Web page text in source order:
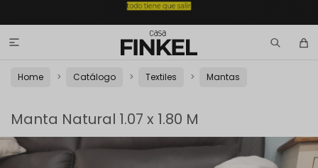

Home Catálogo Textiles Mantas
Manta Natural 1.07 x 1.80 M